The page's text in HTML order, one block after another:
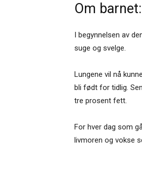
Om
I begynnelsen av
suge og svelge.
Lungene vil nå
bli født for tidlig.
tre prosent fett.
For hver dag som
livmoren og vokse